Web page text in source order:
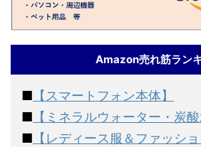
Amazon売れ筋ラン
■ 【スマートフォン本体】
■ 【ミネラルウォーター・炭
■ 【レディース服＆ファッショ